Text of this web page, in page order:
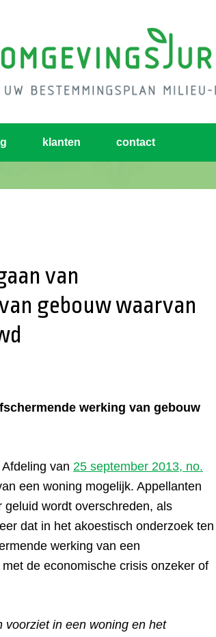
klanten contact
van
gebouw waarvan
werking van gebouw
van 25 september 2013, no.
een woning mogelijk. Appellanten
wordt overschreden, als
dat in het akoestisch onderzoek ten
werking van een
de economische crisis onzeker of
voorziet in een woning en het